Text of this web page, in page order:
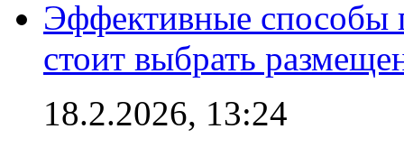
Эффективные способы
стоит выбрать
18.2.2026, 13:24